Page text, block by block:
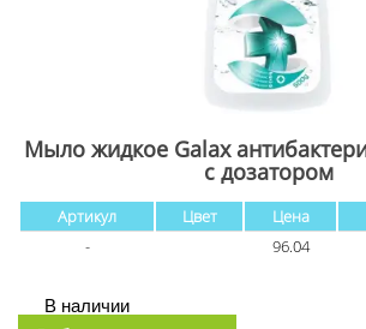
Мыло жидкое Galax
с дозатором
Артикул Цвет Цена
-
96.04
В наличии